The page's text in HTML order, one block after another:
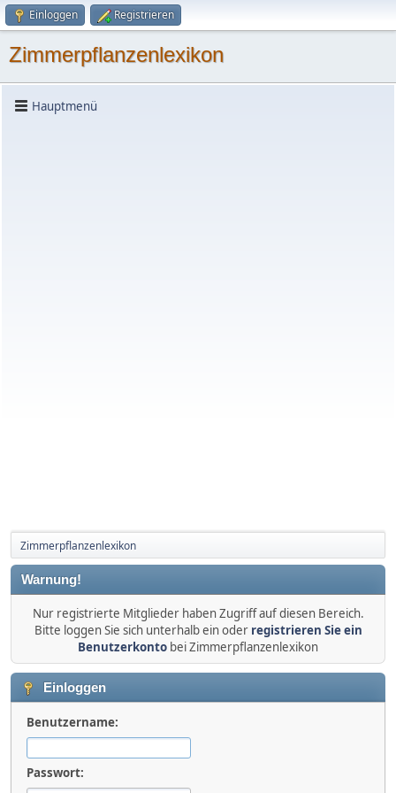
Einloggen Registrieren
Zimmerpflanzenlexikon
Hauptmenü
Zimmerpflanzenlexikon
Warnung!
Nur registrierte Mitglieder haben Zugriff auf diesen Bereich.
Bitte loggen Sie sich unterhalb ein oder registrieren Sie ein
Benutzerkonto bei Zimmerpflanzenlexikon
Einloggen
Benutzername:
Passwort: